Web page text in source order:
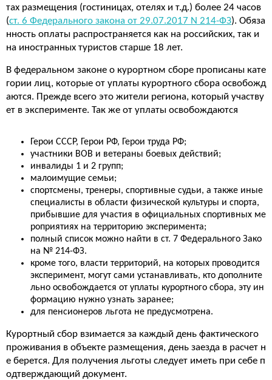
тах размещения (гостиницах, отелях и т.д.) более 24 часов
(ст. 6 Федерального закона от 29.07.2017 N 214-ФЗ). Обяза
нность оплаты распространяется как на российских, так и
на иностранных туристов старше 18 лет.
В федеральном законе о курортном сборе прописаны кате
гории лиц, которые от уплаты курортного сбора освобожд
аются. Прежде всего это жители региона, который участву
ет в эксперименте. Так же от уплаты освобождаются
Герои СССР, Герои РФ, Герои труда РФ;
участники ВОВ и ветераны боевых действий;
инвалиды 1 и 2 групп;
малоимущие семьи;
спортсмены, тренеры, спортивные судьи, а также иные
специалисты в области физической культуры и спорта,
прибывшие для участия в официальных спортивных ме
роприятиях на территорию эксперимента;
полный список можно найти в ст. 7 Федерального Зако
на № 214-ФЗ.
кроме того, власти территорий, на которых проводится
эксперимент, могут сами устанавливать, кто дополните
льно освобождается от уплаты курортного сбора, эту ин
формацию нужно узнать заранее;
для пенсионеров льгота не предусмотрена.
Курортный сбор взимается за каждый день фактического
проживания в объекте размещения, день заезда в расчет н
е берется. Для получения льготы следует иметь при себе п
одтверждающий документ.